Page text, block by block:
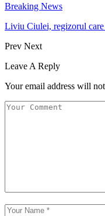
Breaking News
Liviu Ciulei, regizorul care
Prev Next
Leave A Reply
Your email address will